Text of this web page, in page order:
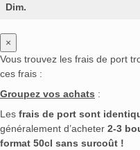
Dim.
×
Vous trouvez les frais de port
ces frais :
Groupez vos achats :
Les frais de port sont
généralement d’acheter 2-3
format 50cl sans surcoût !